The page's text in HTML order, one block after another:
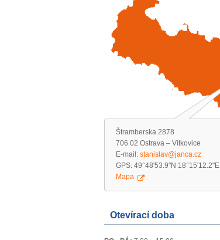
Štramberska 2878
706 02 Ostrava – Vítkovice
E-mail: stanislav@janca.cz
GPS: 49°48'53.9"N 18°15'12.2"E
Mapa
Otevírací doba